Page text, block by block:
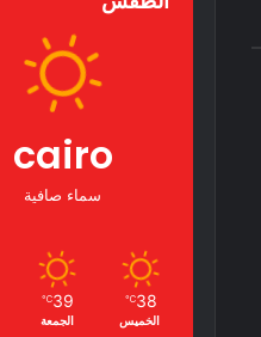
cairo
سماء صافية
38
℃
الخميس
39
℃
الجمعة